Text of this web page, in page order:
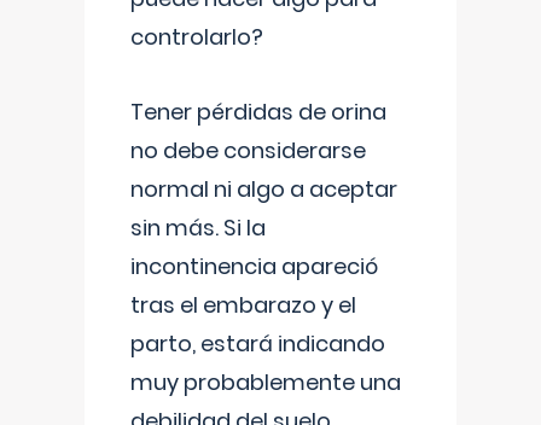
controlarlo?
Tener pérdidas de orina
no debe considerarse
normal ni algo a aceptar
sin más. Si la
incontinencia apareció
tras el embarazo y el
parto, estará indicando
muy probablemente una